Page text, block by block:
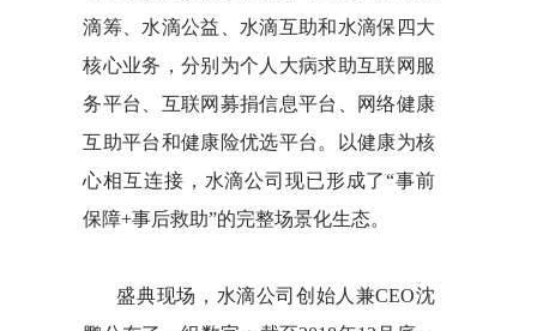
滴筹、水滴公益、水滴互助和水滴保四大
核心业务，分别为个人大病求助互联网服
务平台、互联网募捐信息平台、网络健康
互助平台和健康险优选平台。以健康为核
心相互连接，水滴公司现已形成了“事前
保障+事后救助”的完整场景化生态。
盛典现场，水滴公司创始人兼CEO沈